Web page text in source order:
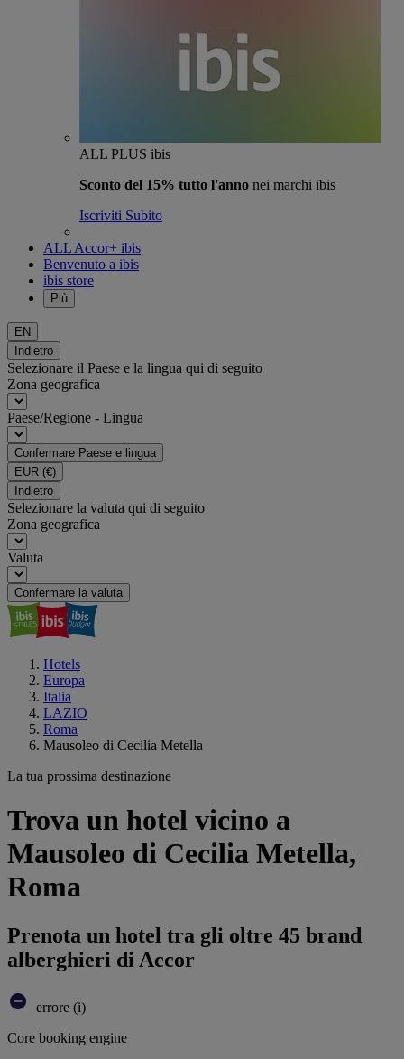
ALL PLUS ibis
Sconto del 15% tutto l'anno nei marchi ibis
Iscriviti Subito
ALL Accor+ ibis
Benvenuto a ibis
ibis store
Più
EN
Indietro
Selezionare il Paese e la lingua qui di seguito
Zona geografica
Paese/Regione - Lingua
Confermare Paese e lingua
EUR (€)
Indietro
Selezionare la valuta qui di seguito
Zona geografica
Valuta
Confermare la valuta
Hotels
Europa
Italia
LAZIO
Roma
Mausoleo di Cecilia Metella
La tua prossima destinazione
Trova un hotel vicino a
Mausoleo di Cecilia Metella,
Roma
Prenota un hotel tra gli oltre 45 brand
alberghieri di Accor
errore (i)
Core booking engine